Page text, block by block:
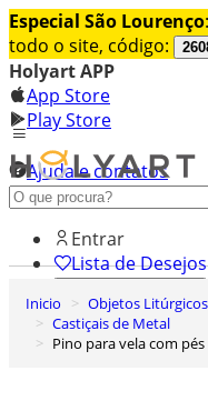
Especial São Lourenço:
todo o site, código:
Holyart APP
App Store
Play Store
Ajuda e contatos
Conheça premium
Entrar
Lista de Desejos
0
Carrinho de Compras
Inicio Objetos Litúrgicos
Castiçais de Metal
Pino para vela com